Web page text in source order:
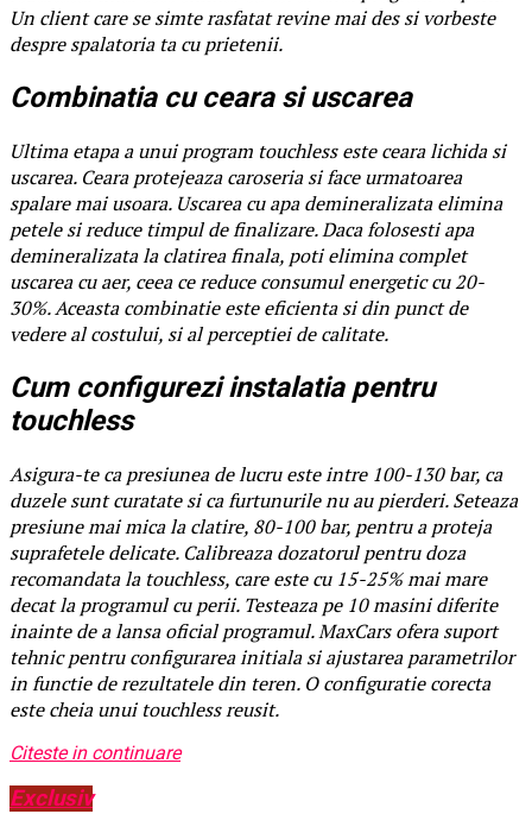
Un client care se simte rasfatat revine mai des si vorbeste
despre spalatoria ta cu prietenii.
Combinatia cu ceara si uscarea
Ultima etapa a unui program touchless este ceara lichida si
uscarea. Ceara protejeaza caroseria si face urmatoarea
spalare mai usoara. Uscarea cu apa demineralizata elimina
petele si reduce timpul de finalizare. Daca folosesti apa
demineralizata la clatirea finala, poti elimina complet
uscarea cu aer, ceea ce reduce consumul energetic cu 20-
30%. Aceasta combinatie este eficienta si din punct de
vedere al costului, si al perceptiei de calitate.
Cum configurezi instalatia pentru
touchless
Asigura-te ca presiunea de lucru este intre 100-130 bar, ca
duzele sunt curatate si ca furtunurile nu au pierderi. Seteaza
presiune mai mica la clatire, 80-100 bar, pentru a proteja
suprafetele delicate. Calibreaza dozatorul pentru doza
recomandata la touchless, care este cu 15-25% mai mare
decat la programul cu perii. Testeaza pe 10 masini diferite
inainte de a lansa oficial programul. MaxCars ofera suport
tehnic pentru configurarea initiala si ajustarea parametrilor
in functie de rezultatele din teren. O configuratie corecta
este cheia unui touchless reusit.
Citeste in continuare
Exclusiv